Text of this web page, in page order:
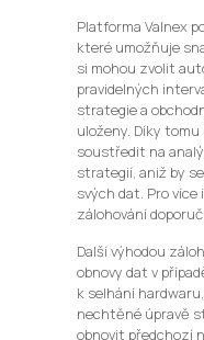
Platforma Valnex
které umožňuje
si mohou zvolit
pravidelných
strategie a
uloženy. Díky
soustředit na
strategií, aniž by
svých dat. Pro
zálohování
Další výhodou
obnovy dat v
k selhání
nechtěné úpravě
obnovit předchozí